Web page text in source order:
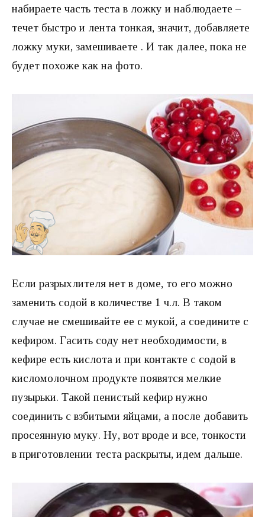
набираете часть теста в ложку и наблюдаете –
течет быстро и лента тонкая, значит, добавляете
ложку муки, замешиваете . И так далее, пока не
будет похоже как на фото.
Если разрыхлителя нет в доме, то его можно
заменить содой в количестве 1 ч.л. В таком
случае не смешивайте ее с мукой, а соедините с
кефиром. Гасить соду нет необходимости, в
кефире есть кислота и при контакте с содой в
кисломолочном продукте появятся мелкие
пузырьки. Такой пенистый кефир нужно
соединить с взбитыми яйцами, а после добавить
просеянную муку. Ну, вот вроде и все, тонкости
в приготовлении теста раскрыты, идем дальше.